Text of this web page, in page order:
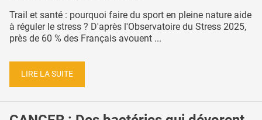
Trail et santé : pourquoi faire du sport en pleine nature aide
à réguler le stress ? D'après l'Observatoire du Stress 2025,
près de 60 % des Français avouent ...
LIRE LA SUITE